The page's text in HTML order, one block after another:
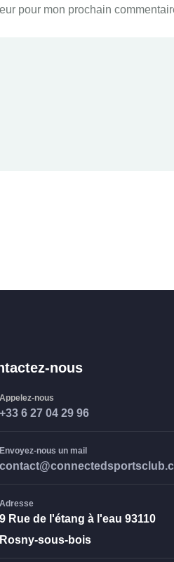
pour mon prochain
nous
Appelez-nous
+33 6 27 04 29 96
Envoyez-nous un mail
Adresse
9 Rue de l'étang à l'eau 93110
Rosny-sous-bois